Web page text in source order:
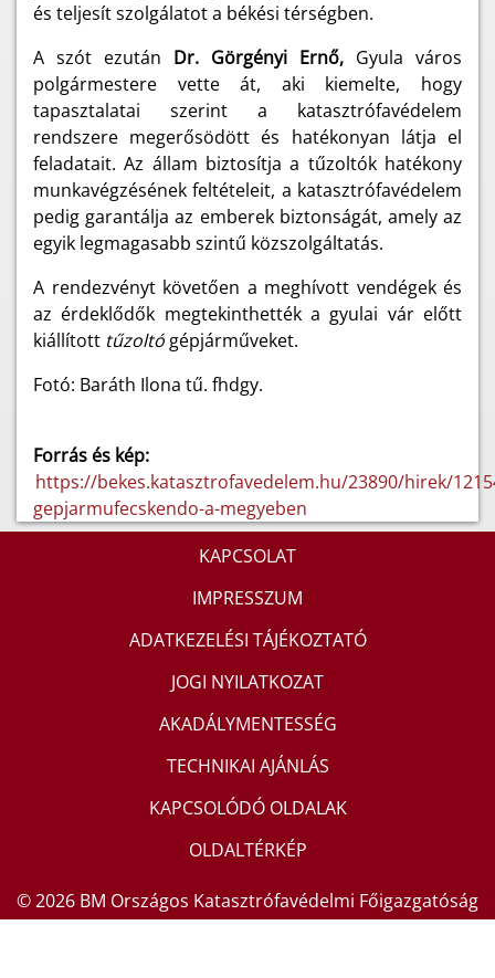
és teljesít szolgálatot a békési térségben.
A szót ezután Dr. Görgényi Ernő, Gyula város
polgármestere vette át, aki kiemelte, hogy
tapasztalatai szerint a katasztrófavédelem
rendszere megerősödött és hatékonyan látja el
feladatait. Az állam biztosítja a tűzoltók hatékony
munkavégzésének feltételeit, a katasztrófavédelem
pedig garantálja az emberek biztonságát, amely az
egyik legmagasabb szintű közszolgáltatás.
A rendezvényt követően a meghívott vendégek és
az érdeklődők megtekinthették a gyulai vár előtt
kiállított tűzoltó gépjárműveket.
Fotó: Baráth Ilona tű. fhdgy.
Forrás és kép:
https://bekes.katasztrofavedelem.hu/23890/hirek/
gepjarmufecskendo-a-megyeben
KAPCSOLAT
IMPRESSZUM
ADATKEZELÉSI TÁJÉKOZTATÓ
JOGI NYILATKOZAT
AKADÁLYMENTESSÉG
TECHNIKAI AJÁNLÁS
KAPCSOLÓDÓ OLDALAK
OLDALTÉRKÉP
© 2026 BM Országos Katasztrófavédelmi Főigazgatóság